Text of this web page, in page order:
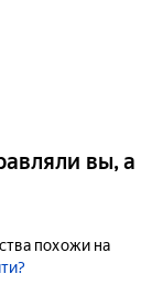
вы, а
похожи на